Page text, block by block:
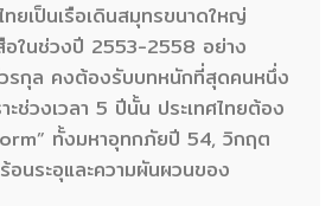
ทยเป็นเรือเดินสมุทรขนาดใหญ่
ในช่วงปี 2553-2558 อย่าง
รกุล คงต้องรับบทหนักที่สุดคนหนึ่ง
ะช่วงเวลา 5 ปีนั้น ประเทศไทยต้อง
ทั้งมหาอุทกภัยปี 54, วิกฤต
อนระอุและความผันผวนของ